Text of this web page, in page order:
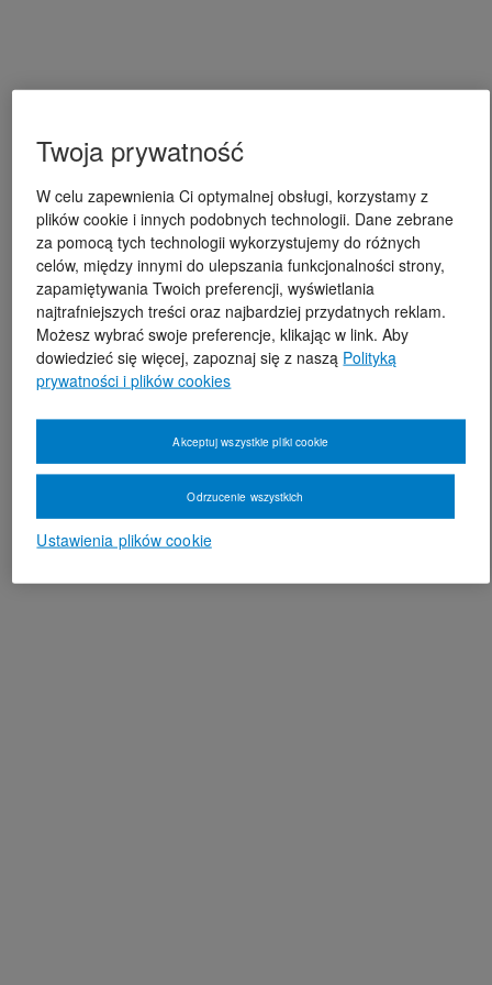
Twoja prywatność
W celu zapewnienia Ci optymalnej obsługi, korzystamy z
plików cookie i innych podobnych technologii. Dane zebrane
za pomocą tych technologii wykorzystujemy do różnych
celów, między innymi do ulepszania funkcjonalności strony,
zapamiętywania Twoich preferencji, wyświetlania
najtrafniejszych treści oraz najbardziej przydatnych reklam.
Możesz wybrać swoje preferencje, klikając w link. Aby
dowiedzieć się więcej, zapoznaj się z naszą Polityką
prywatności i plików cookies
Ustawienia plików cookie
Odrzucenie wszystkich
Akceptuj wszystkie pliki cookie